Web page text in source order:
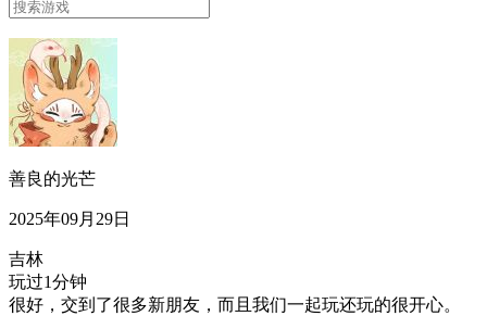
善良的光芒
2025年09月29日
吉林
玩过1分钟
很好，交到了很多新朋友，而且我们一起玩还玩的很开心。